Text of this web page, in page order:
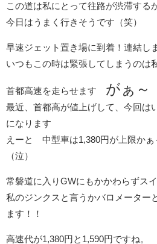
この道は私にとって往路が渋滞する
今日はうまく行きそうです（笑）
早速ジェット置き場に到着！連結し
いつもこの時は緊張してしまうのは
首都高速を走らせます がぁ～
最近、首都高が値上げして、今回は
になります
えーと 中型車は1,380円が上限か
（泣）
常磐道に入りGWにもかかわらずス
私のジンクスと言うかバロメーター
ます！！
高速代が1,380円と1,590円ですね